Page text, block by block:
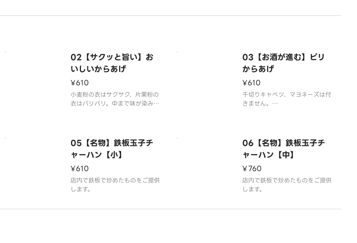
0円を含みます）
02【サクッと旨い】お
いしいからあげ
¥610
小麦粉の衣はサクサク、片栗粉の
衣はバリバリ。中まで味が染み込
※千切りキャベツ、マヨネーズ、
ケチャップは付きません
03【お酒が進む】ピリ
からあげ
¥610
千切りキャベツ、マヨネーズは付
きません。
05【名物】鉄板玉子チ
ャーハン【小】
¥610
店内で鉄板で炒めたものをご提供
します。
06【名物】鉄板玉子チ
ャーハン【中】
¥760
店内で鉄板で炒めたものをご提供
します。